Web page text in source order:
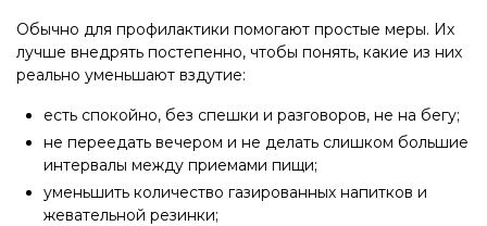
Обычно для профилактики помогают простые меры. Их
лучше внедрять постепенно, чтобы понять, какие из них
реально уменьшают вздутие:
есть спокойно, без спешки и разговоров, не на бегу;
не переедать вечером и не делать слишком большие
интервалы между приемами пищи;
уменьшить количество газированных напитков и
жевательной резинки;